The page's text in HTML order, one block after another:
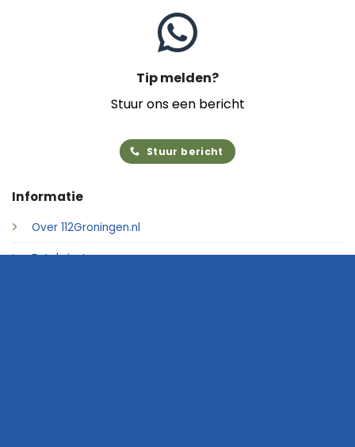
Informatie
Over 112Groningen.nl
Foto's insturen
Tip melden?
Stuur ons een bericht
Stuur bericht